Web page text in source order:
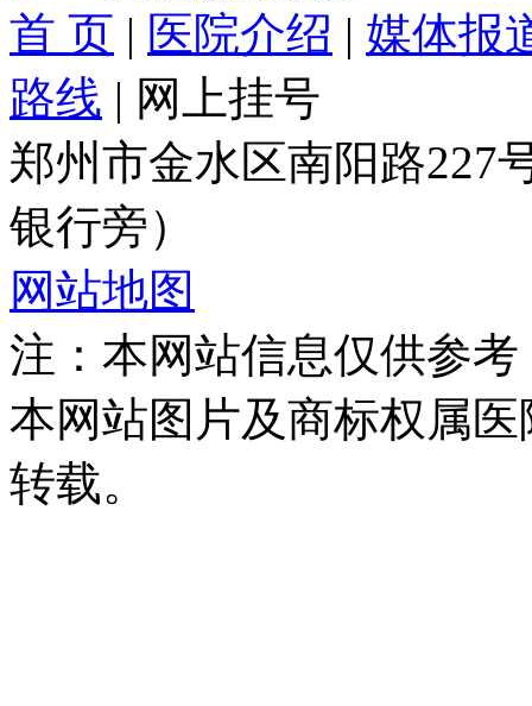
刘长江 门诊医师
刘长江，男，门诊 ...详情>>
首 页 | 医院介绍 | 媒体报
路线 | 网上挂号
郑州市金水区南阳路227
银行旁）
网站地图
注：本网站信息仅供参
本网站图片及商标权属
转载。